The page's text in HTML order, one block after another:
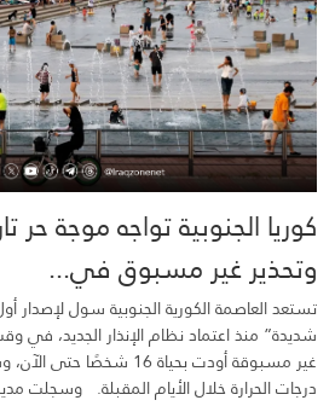
وتحذير غير مسبوق في...
تستعد العاصمة الكورية الجنوبية سول لإصدار
شديدة” منذ اعتماد نظام الإنذار الجديد، في
غير مسبوقة أودت بحياة 16
درجات الحرارة خلال الأيام المقبلة. وسجلت